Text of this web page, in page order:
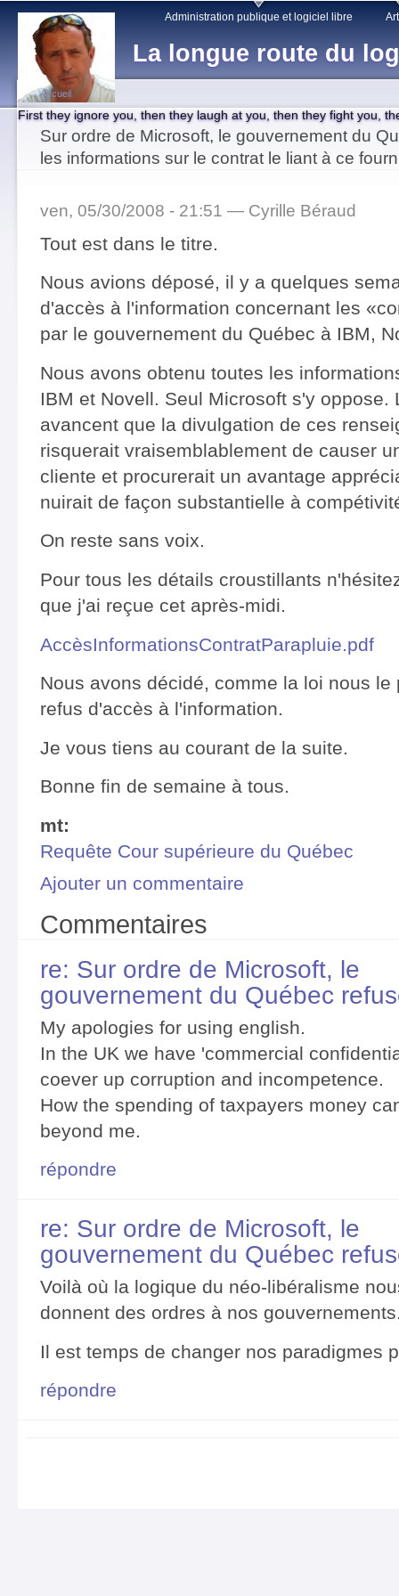
La longue route du
First they ignore you, then they laugh at you, then they fight you,
Main menu Administration publique et logiciel libre
You are here
Accueil
Sur ordre de Microsoft, le gouvernement du
les informations sur le contrat le liant à ce
ven, 05/30/2008 - 21:51 — Cyrille Béraud
Tout est dans le titre.
Nous avions déposé, il y a quelques
d'accès à l'information concernant les
par le gouvernement du Québec à IBM,
Nous avons obtenu toutes les
IBM et Novell. Seul Microsoft s'y
avancent que la divulgation de ces
risquerait vraisemblablement de causer
cliente et procurerait un avantage
nuirait de façon substantielle à
On reste sans voix.
Pour tous les détails croustillants
que j'ai reçue cet après-midi.
AccèsInformationsContratParapluie.pdf
Nous avons décidé, comme la loi nous
refus d'accès à l'information.
Je vous tiens au courant de la suite.
Bonne fin de semaine à tous.
mt:
Requête Cour supérieure du Québec
Ajouter un commentaire
Commentaires
re: Sur ordre de Microsoft, le
gouvernement du Québec
My apologies for using english.
In the UK we have 'commercial
coever up corruption and incompetence.
How the spending of taxpayers money
beyond me.
répondre
re: Sur ordre de Microsoft, le
gouvernement du Québec
Voilà où la logique du néo-libéralisme
donnent des ordres à nos
Il est temps de changer nos paradigmes
répondre